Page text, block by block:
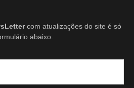
com atualizações do site é só
abaixo.